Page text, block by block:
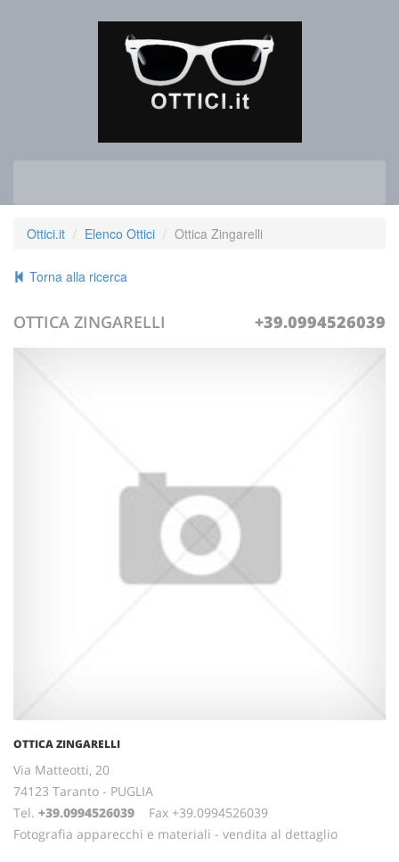
Ottici.it Elenco Ottici Ottica Zingarelli
Torna alla ricerca
OTTICA ZINGARELLI +39.0994526039
OTTICA ZINGARELLI
Via Matteotti, 20
74123 Taranto - PUGLIA
Tel. +39.0994526039 Fax +39.0994526039
Fotografia apparecchi e materiali - vendita al dettaglio